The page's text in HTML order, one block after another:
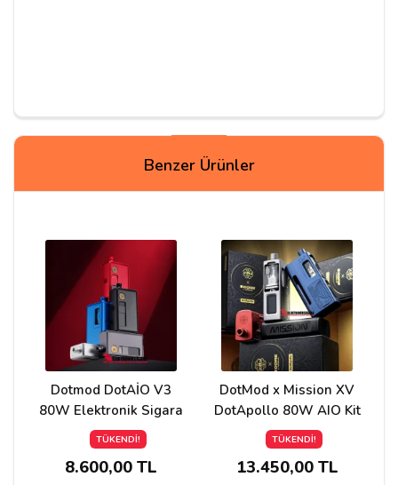
Yorum Yapın
Yorumunuz*
Benzer Ürünler
Dotmod DotAİO V3
80W Elektronik Sigara
TÜKENDİ!
8.600,00 TL
DotMod x Mission XV
DotApollo 80W AIO Kit
TÜKENDİ!
13.450,00 TL